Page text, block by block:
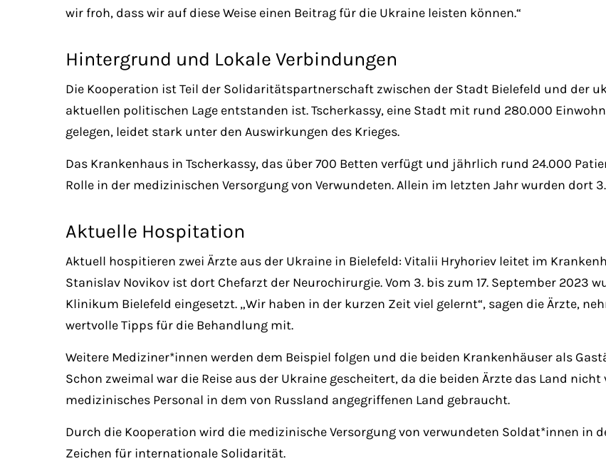
wir froh, dass wir auf diese Weise einen Beitrag für die Ukraine leisten können.“
Hintergrund und Lokale Verbindungen
Die Kooperation ist Teil der Solidaritätspartnerschaft zwischen der Stadt Bielefeld und der
aktuellen politischen Lage entstanden ist. Tscherkassy, eine Stadt mit rund 280.000
gelegen, leidet stark unter den Auswirkungen des Krieges.
Das Krankenhaus in Tscherkassy, das über 700 Betten verfügt und jährlich rund 24.000
Rolle in der medizinischen Versorgung von Verwundeten. Allein im letzten Jahr wurden dort
Aktuelle Hospitation
Aktuell hospitieren zwei Ärzte aus der Ukraine in Bielefeld: Vitalii Hryhoriev leitet im
Stanislav Novikov ist dort Chefarzt der Neurochirurgie. Vom 3. bis zum 17. September 2023
Klinikum Bielefeld eingesetzt. „Wir haben in der kurzen Zeit viel gelernt“, sagen die Ärzte,
wertvolle Tipps für die Behandlung mit.
Weitere Mediziner*innen werden dem Beispiel folgen und die beiden Krankenhäuser als
Schon zweimal war die Reise aus der Ukraine gescheitert, da die beiden Ärzte das Land
medizinisches Personal in dem von Russland angegriffenen Land gebraucht.
Durch die Kooperation wird die medizinische Versorgung von verwundeten Soldat*innen in
Zeichen für internationale Solidarität.